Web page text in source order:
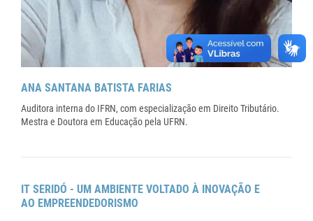
ANA SANTANA BATISTA FARIAS
Auditora interna do IFRN, com especialização em Direito Tributário.
Mestra e Doutora em Educação pela UFRN.
IT SERIDÓ - UM AMBIENTE VOLTADO À INOVAÇÃO E
AO EMPREENDEDORISMO